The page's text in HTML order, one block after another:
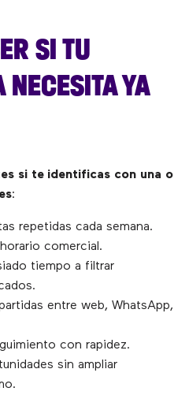
SI TU
YA
si te identificas con una o
:
repetidas cada semana.
comercial.
tiempo a filtrar
entre web, WhatsApp,
con rapidez.
sin ampliar